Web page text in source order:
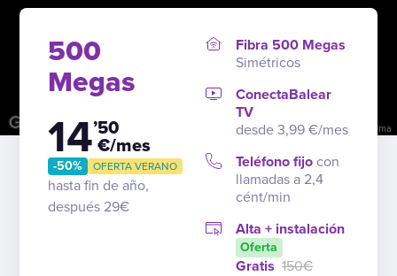
Combinaciones de teclas Datos del mapa Términos Notificar un problema
500
Megas
14’50
€/mes
-50% OFERTA VERANO
hasta fin de año,
después 29€
Fibra 500 Megas
Simétricos
ConectaBalear
TV
desde 3,99 €/mes
Teléfono fijo con
llamadas a 2,4
cént/min
Alta + instalación
Oferta
Gratis 150€